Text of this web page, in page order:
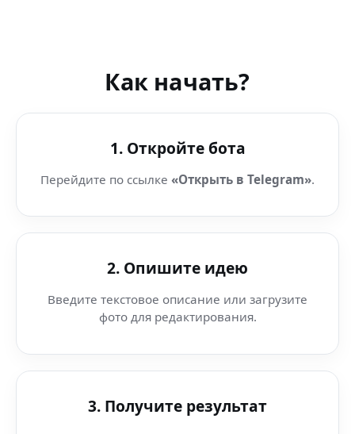
Как начать?
1. Откройте бота
Перейдите по ссылке «Открыть в Telegram».
2. Опишите идею
Введите текстовое описание или загрузите
фото для редактирования.
3. Получите результат